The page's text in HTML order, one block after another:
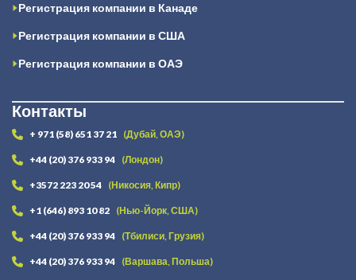
Регистрация компании в Канаде
Регистрация компании в США
Регистрация компании в ОАЭ
Контакты
+ 971 (58) 651 37 21 (Дубай, ОАЭ)
+44 (20) 376 933 94 (Лондон)
+3572 223 20 54 (Никосия, Кипр)
+1 (646) 893 10 82 (Нью-Йорк, США)
+44 (20) 376 933 94 (Тбилиси, Грузия)
+44 (20) 376 933 94 (Варшава, Польша)